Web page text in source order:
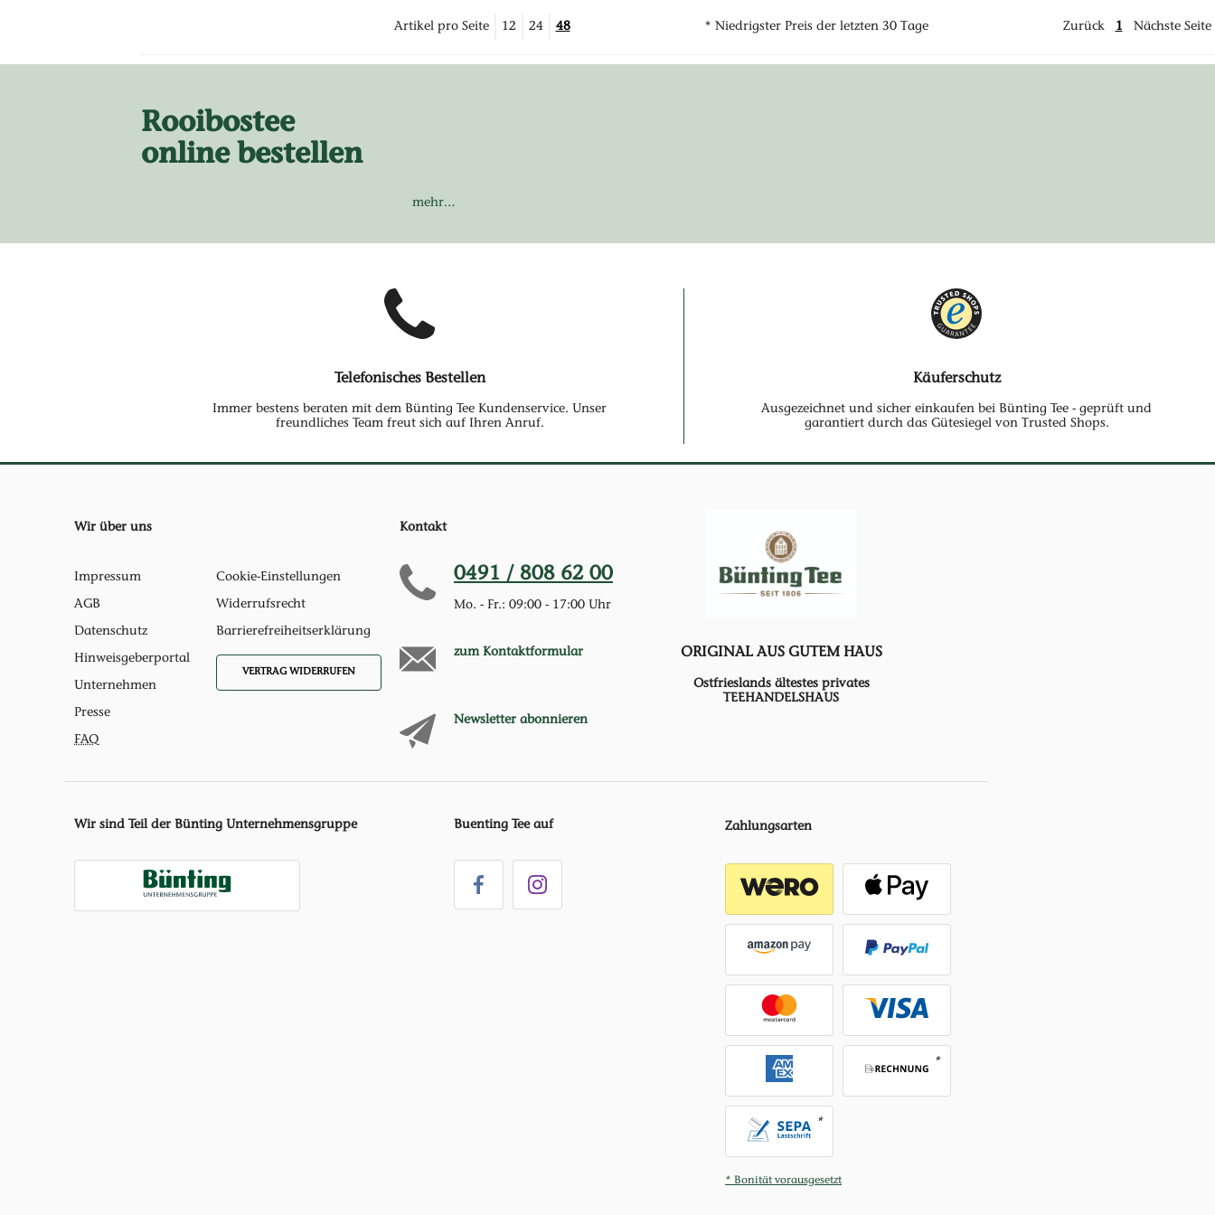
Artikel pro Seite 12 24 48 * Niedrigster Preis der letzten 30 Tage Zurück 1 Nächste Seite
Rooibostee
online bestellen
…
Telefonisches Bestellen
Immer bestens beraten mit dem Bünting Tee Kundenservice. Unser
freundliches Team freut sich auf Ihren Anruf.
Käuferschutz
Ausgezeichnet und sicher einkaufen bei Bünting Tee - geprüft und
garantiert durch das Gütesiegel von Trusted Shops.
Wir über uns
Impressum
AGB
Datenschutz
Hinweisgeberportal
Unternehmen
Presse
FAQ
Cookie-Einstellungen
Widerrufsrecht
Barrierefreiheitserklärung
VERTRAG WIDERRUFEN
Kontakt
0491 / 808 62 00
Mo. - Fr.: 09:00 - 17:00 Uhr
zum Kontaktformular
Newsletter abonnieren
ORIGINAL AUS GUTEM HAUS
Ostfrieslands ältestes privates
TEEHANDELSHAUS
Wir sind Teil der Bünting Unternehmensgruppe Buenting Tee auf Zahlungsarten
* Bonität vorausgesetzt